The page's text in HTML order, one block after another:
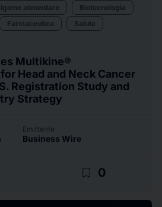
Igiene alimentare
Biotecnologia
Farmaceutica
Salute
Multikine®
Head and Neck Cancer
Registration Study and
Strategy
Emittente
Business Wire
bookmark_border 0